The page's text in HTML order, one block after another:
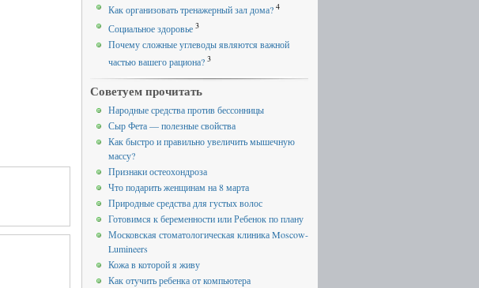
Как организовать тренажерный зал дома? 4
Социальное здоровье 3
Почему сложные углеводы являются важной
частью вашего рациона? 3
Советуем прочитать
Народные средства против бессонницы
Сыр Фета — полезные свойства
Как быстро и правильно увеличить мышечную
массу?
Признаки остеохондроза
Что подарить женщинам на 8 марта
Природные средства для густых волос
Готовимся к беременности или Ребенок по плану
Московская стоматологическая клиника Moscow-
Lumineers
Кожа в которой я живу
Как отучить ребенка от компьютера